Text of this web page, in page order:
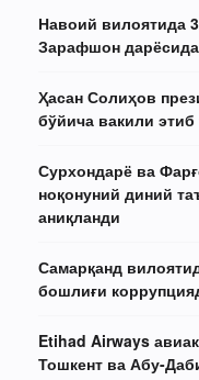
Навоий вилоятида
Зарафшон дарёсида
Ҳасан Солиҳов
бўйича вакили
Сурхондарё ва
ноқонуний диний
аниқланди
Самарқанд
бошлиғи
Etihad Airways
Тошкент ва Абу-